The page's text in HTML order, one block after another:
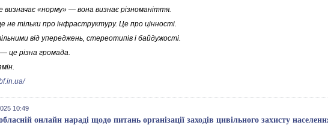
визначає «норму» — вона визнає різноманіття.
не тільки про інфраструктуру. Це про цінності.
від упереджень, стереотипів і байдужості.
це різна громада.
10:49
онлайн нараді щодо питань організації заходів цивільного захисту